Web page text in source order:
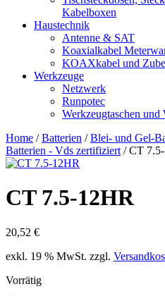
Kabelboxen
Haustechnik
Antenne & SAT
Koaxialkabel
KOAXkabel und
Werkzeuge
Netzwerk
Runpotec
Werkzeugtaschen
Home /Batterien /Blei- und Gel-
Batterien - Vds zertifiziert / CT
CT 7.5-12HR
20,52 €
exkl. 19 % MwSt. zzgl.
Vorrätig